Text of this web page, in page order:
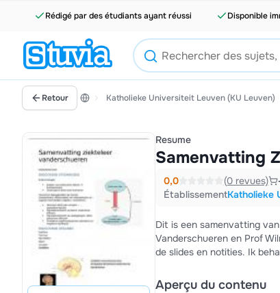
Rédigé par des étudiants ayant réussi Disponible
Retour Katholieke Universiteit Leuven (KU Leuven)
Resume
Samenvatting
0,0 (0 revues)
ÉtablissementKatholieke
Dit is een samenvatting van het vak ziekteleer gegeven door Prof. Van wijngaerden, Prof Vandenberk, Prof.
Vanderschueren en Prof
de slides en notities. Ik
Aperçu du contenu